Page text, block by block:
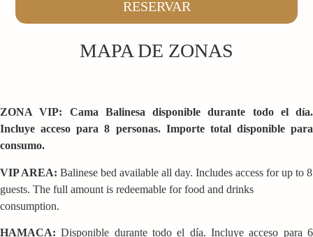
MAPA DE ZONAS
ZONA VIP: Cama Balinesa disponible durante todo el día.
Incluye acceso para 8 personas. Importe total disponible para
consumo.
VIP AREA: Balinese bed available all day. Includes access for up to 8
guests. The full amount is redeemable for food and drinks
consumption.
HAMACA: Disponible durante todo el día. Incluye acceso para 6